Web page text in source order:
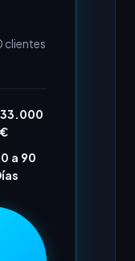
clientes
33.000
€
a 90